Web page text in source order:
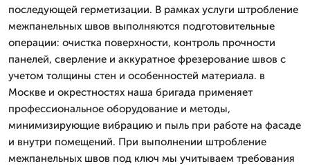
последующей герметизации. В рамках услуги штробление
межпанельных швов выполняются подготовительные
операции: очистка поверхности, контроль прочности
панелей, сверление и аккуратное фрезерование швов с
учетом толщины стен и особенностей материала. в
Москве и окрестностях наша бригада применяет
профессиональное оборудование и методы,
минимизирующие вибрацию и пыль при работе на фасаде
и внутри помещений. При выполнении штробление
межпанельных швов под ключ мы учитываем требования